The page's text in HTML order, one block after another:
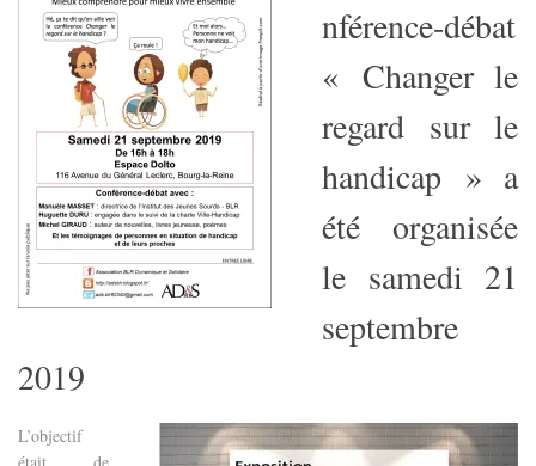
nférence-débat
« Changer le
regard sur le
handicap » a
été organisée
le samedi 21
septembre
2019
L’objectif